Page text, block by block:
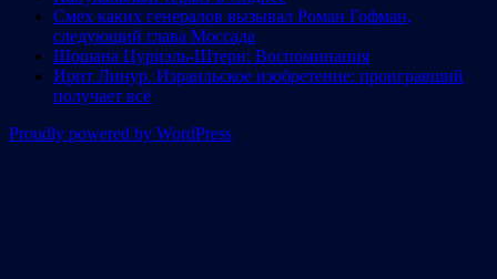
Смех каких генералов вызывал Роман Гофман,
следующий глава Моссада
Шошана Цуриэль-Штерн: Воспоминания
Ирит Линур. Израильское изобретение: проигравший
получает всё
Proudly powered by WordPress